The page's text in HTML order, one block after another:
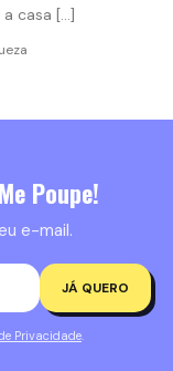
casa […]
Poupe!
e-mail.
JÁ QUERO
Privacidade.